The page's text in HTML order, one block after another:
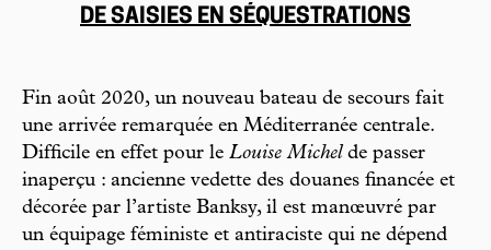
DE SAISIES EN SÉQUESTRATIONS
Fin août 2020, un nouveau bateau de secours fait
une arrivée remarquée en Méditerranée centrale.
Difficile en effet pour le Louise Michelde passer
inaperçu : ancienne vedette des douanes financée et
décorée par l’artiste Banksy, il est manœuvré par
un équipage féministe et antiraciste qui ne dépend